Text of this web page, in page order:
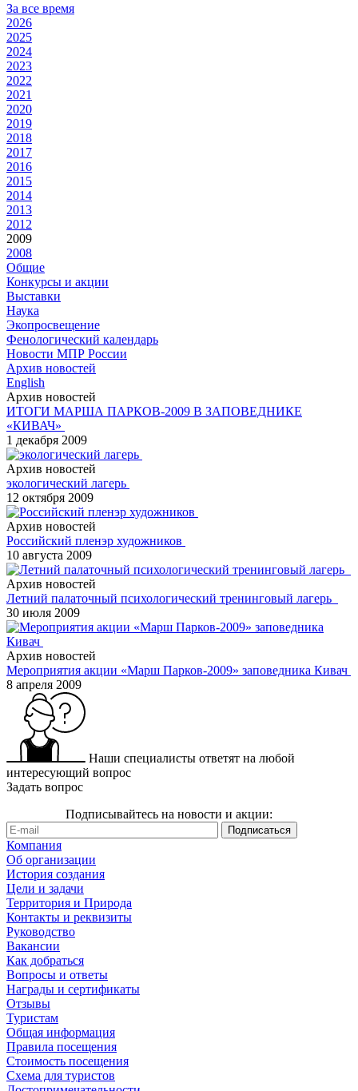
За все время
2026
2025
2024
2023
2022
2021
2020
2019
2018
2017
2016
2015
2014
2013
2012
2009
2008
Общие
Конкурсы и акции
Выставки
Наука
Экопросвещение
Фенологический календарь
Новости МПР России
Архив новостей
English
Архив новостей
ИТОГИ МАРША ПАРКОВ-2009 В ЗАПОВЕДНИКЕ
«КИВАЧ»
1 декабря 2009
Архив новостей
экологический лагерь
12 октября 2009
Архив новостей
Российский пленэр художников
10 августа 2009
Архив новостей
Летний палаточный психологический тренинговый лагерь
30 июля 2009
Архив новостей
Мероприятия акции «Марш Парков-2009» заповедника Кивач
8 апреля 2009
Наши специалисты ответят на любой
интересующий вопрос
Задать вопрос
Подписывайтесь на новости и акции:
Компания
Об организации
История создания
Цели и задачи
Территория и Природа
Контакты и реквизиты
Руководство
Вакансии
Как добраться
Вопросы и ответы
Награды и сертификаты
Отзывы
Туристам
Общая информация
Правила посещения
Стоимость посещения
Схема для туристов